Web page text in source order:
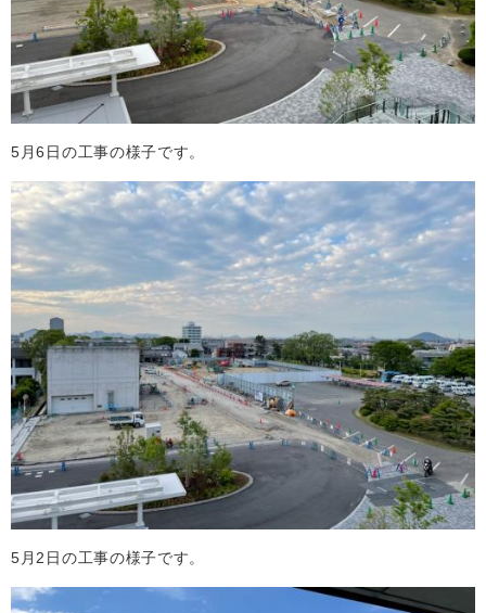
5月6日の工事の様子です。
5月2日の工事の様子です。